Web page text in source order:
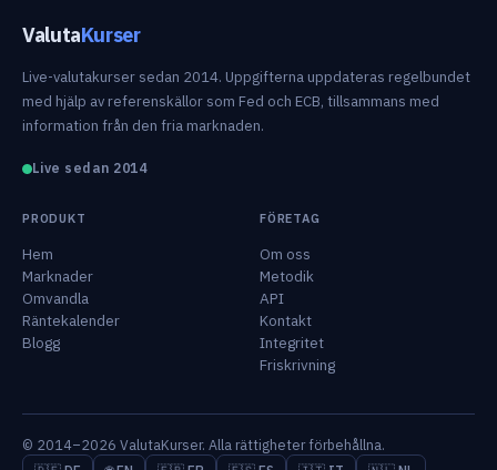
ValutaKurser
Live-valutakurser sedan 2014. Uppgifterna uppdateras regelbundet
med hjälp av referenskällor som Fed och ECB, tillsammans med
information från den fria marknaden.
Live sedan 2014
PRODUKT
Hem
Marknader
Omvandla
Räntekalender
Blogg
FÖRETAG
Om oss
Metodik
API
Kontakt
Integritet
Friskrivning
© 2014–2026 ValutaKurser. Alla rättigheter förbehållna.